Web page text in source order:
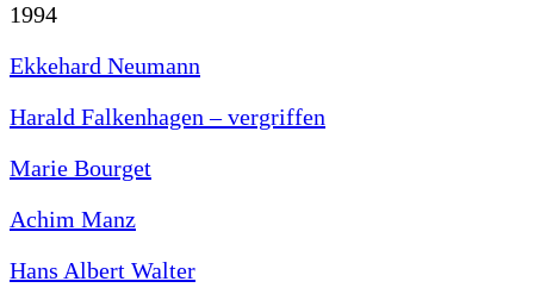
1994
Ekkehard Neumann
Harald Falkenhagen – vergriffen
Marie Bourget
Achim Manz
Hans Albert Walter